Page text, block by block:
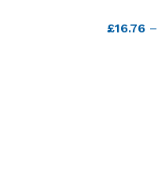
£16.76–